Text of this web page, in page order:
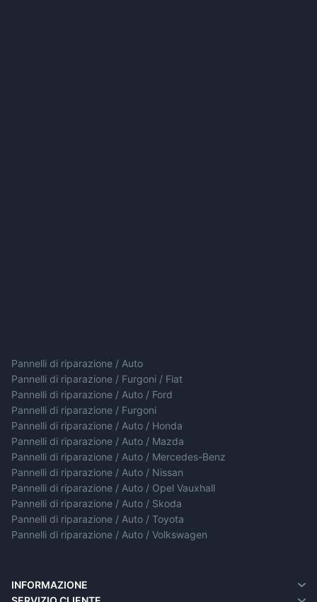
Pannelli di riparazione / Auto
Pannelli di riparazione / Furgoni / Fiat
Pannelli di riparazione / Auto / Ford
Pannelli di riparazione / Furgoni
Pannelli di riparazione / Auto / Honda
Pannelli di riparazione / Auto / Mazda
Pannelli di riparazione / Auto / Mercedes-Benz
Pannelli di riparazione / Auto / Nissan
Pannelli di riparazione / Auto / Opel Vauxhall
Pannelli di riparazione / Auto / Skoda
Pannelli di riparazione / Auto / Toyota
Pannelli di riparazione / Auto / Volkswagen
INFORMAZIONE